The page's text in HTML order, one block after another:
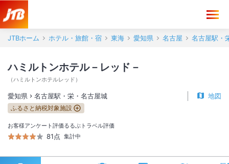
JTBホーム ホテル・旅館・宿 東海 愛知県 名古屋 名古屋駅・
ハミルトンホテル－レッド－
（ハミルトンホテルレッド ）
愛知県 名古屋駅・栄・名古屋城 地図
ふるさと納税対象施設
お客様アンケート評価
81点
るるぶトラベル評価
集計中